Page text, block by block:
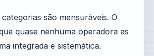
categorias são mensuráveis. O
quase nenhuma operadora as
integrada e sistemática.